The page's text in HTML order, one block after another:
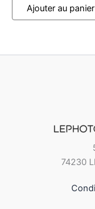
Ajouter au panier
74230